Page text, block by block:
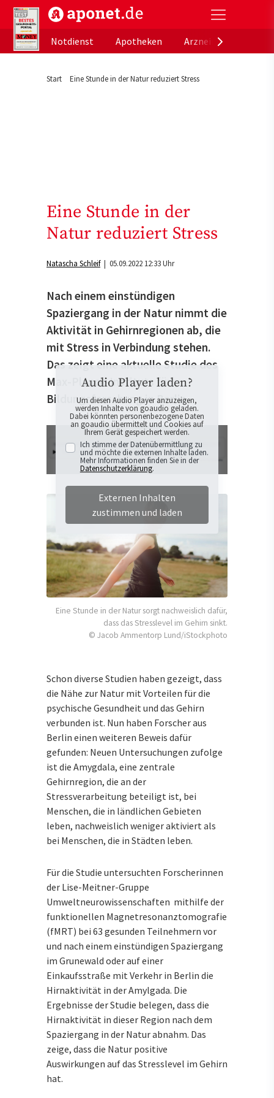
aponet.de - Das offizielle Gesundheitsportal der
Notdienst
Apotheken
Start Eine Stunde in der Natur reduziert Stress
Eine Stunde in der
Natur reduziert Stress
Natascha Schleif| 05.09.2022 12:33 Uhr
Nach einem einstündigen
Spaziergang in der Natur nimmt die
Aktivität in Gehirnregionen ab, die
mit Stress in Verbindung stehen.
Das zeigt eine aktuelle Studie des
Max-Planck-Instituts für
Bildungsforschung in Berlin.
Audio Player laden?
Um diesen Audio Player anzuzeigen,
werden Inhalte von goaudio geladen.
Dabei könnten personenbezogene Daten
an goaudio übermittelt und Cookies auf
Ihrem Gerät gespeichert werden.
Ich stimme der Datenübermittlung zu
und möchte die externen Inhalte laden.
Mehr Informationen finden Sie in der
Datenschutzerklärung.
Externen Inhalten
zustimmen und laden
Eine Stunde in der Natur sorgt nachweislich dafür,
dass das Stresslevel im Gehirn sinkt.
© Jacob Ammentorp Lund/iStockphoto
Schon diverse Studien haben gezeigt, dass
die Nähe zur Natur mit Vorteilen für die
psychische Gesundheit und das Gehirn
verbunden ist. Nun haben Forscher aus
Berlin einen weiteren Beweis dafür
gefunden: Neuen Untersuchungen zufolge
ist die Amygdala, eine zentrale
Gehirnregion, die an der
Stressverarbeitung beteiligt ist, bei
Menschen, die in ländlichen Gebieten
leben, nachweislich weniger aktiviert als
bei Menschen, die in Städten leben.
Für die Studie untersuchten Forscherinnen
der Lise-Meitner-Gruppe
Umweltneurowissenschaften mithilfe der
funktionellen Magnetresonanztomografie
(fMRT) bei 63 gesunden Teilnehmern vor
und nach einem einstündigen Spaziergang
im Grunewald oder auf einer
Einkaufsstraße mit Verkehr in Berlin die
Hirnaktivität in der Amylgada. Die
Ergebnisse der Studie belegen, dass die
Hirnaktivität in dieser Region nach dem
Spaziergang in der Natur abnahm. Das
zeige, dass die Natur positive
Auswirkungen auf das Stresslevel im Gehirn
hat.